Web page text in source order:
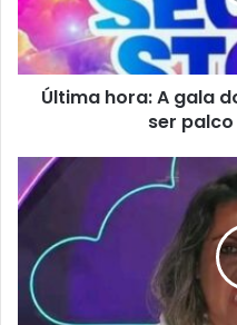
Última hora: A gala
ser